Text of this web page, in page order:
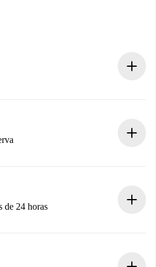
necessárias
que o proprietário confirme.
de 24 horas